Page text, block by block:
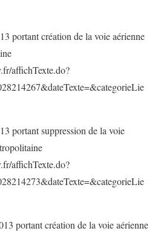
portant création de la voie aérienne
affichTexte.do?
portant suppression de la voie
affichTexte.do?
portant création de la voie aérienne